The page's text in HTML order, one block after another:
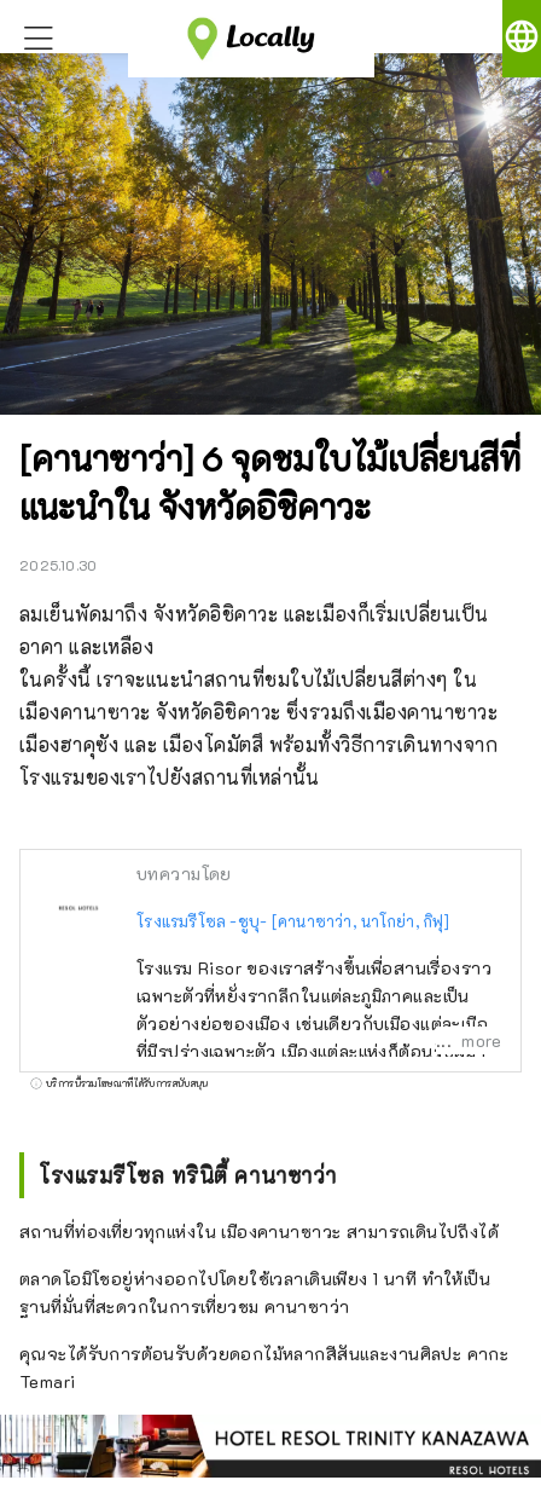
language
[คานาซาว่า] 6 จุดชมใบไม้เปลี่ยนสีที่
แนะนำใน จังหวัดอิชิคาวะ
2025.10.30
ลมเย็นพัดมาถึง จังหวัดอิชิคาวะ และเมืองก็เริ่มเปลี่ยนเป็น
อาคา และเหลือง
ในครั้งนี้ เราจะแนะนำสถานที่ชมใบไม้เปลี่ยนสีต่างๆ ใน
เมืองคานาซาวะ จังหวัดอิชิคาวะ ซึ่งรวมถึงเมืองคานาซาวะ
เมืองฮาคุซัง และ เมืองโคมัตสึ พร้อมทั้งวิธีการเดินทางจาก
โรงแรมของเราไปยังสถานที่เหล่านั้น
บทความโดย
โรงแรมรีโซล -ชูบุ- [คานาซาว่า, นาโกย่า, กิฟุ]
โรงแรม Risor ของเราสร้างขึ้นเพื่อสานเรื่องราว
เฉพาะตัวที่หยั่งรากลึกในแต่ละภูมิภาคและเป็น
ตัวอย่างย่อของเมือง เช่นเดียวกับเมืองแต่ละเมือง
ที่มีรูปร่างเฉพาะตัว เมืองแต่ละแห่งก็ต้อนรับผู้มา
เยือนด้วยรูปลักษณ์เฉพาะตัวของตนเองเช่นกัน
เมืองที่ใหญ่ที่สุดในภูมิภาคโฮคุริกุนั้นยังเป็นที่รู้จัก
ในชื่อแคว้นคางะแห่งโคคุหนึ่งล้านคนอีกด้วย
ประวัติศาสตร์เริ่มต้นขึ้นในปี ค.ศ. 1546 ด้วยหอ
Kanazawa Mido ซึ่งสร้างขึ้นโดยผู้นับถือนิกาย
Ikko ในช่วงยุคเซ็นโกคุ ภายใต้การปกครองของ
ตระกูลโอโอมินาเอดะ วัฒนธรรมแบบดั้งเดิม เช่น
พัฒนา โรงแรมรีโซล ทรินิตี้ คานาซาวะ มุ่งมั่นที่
นาซาวะ ก่อตั้งขึ้นเพื่อเป็นศูนย์กลางการสืบทอด
วัฒนธรรมและการพัฒนาเมือง โรงแรม Resol
Trinity Kanazawa นำเสนอความเชื่อมโยงอัน
more
บริการนี้รวมโฆษณาที่ได้รับการสนับสนุน
โรงแรมรีโซล ทรินิตี้ คานาซาว่า
สถานที่ท่องเที่ยวทุกแห่งใน เมืองคานาซาวะ สามารถเดินไปถึงได้
ตลาดโอมิโชอยู่ห่างออกไปโดยใช้เวลาเดินเพียง 1 นาที ทำให้เป็น
ฐานที่มั่นที่สะดวกในการเที่ยวชม คานาซาว่า
คุณจะได้รับการต้อนรับด้วยดอกไม้หลากสีสันและงานศิลปะ คากะ
Temari